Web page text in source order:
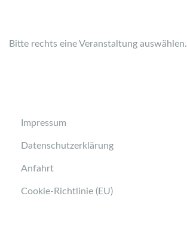
Bitte rechts eine Veranstaltung auswählen.
Impressum
Datenschutzerklärung
Anfahrt
Cookie-Richtlinie (EU)